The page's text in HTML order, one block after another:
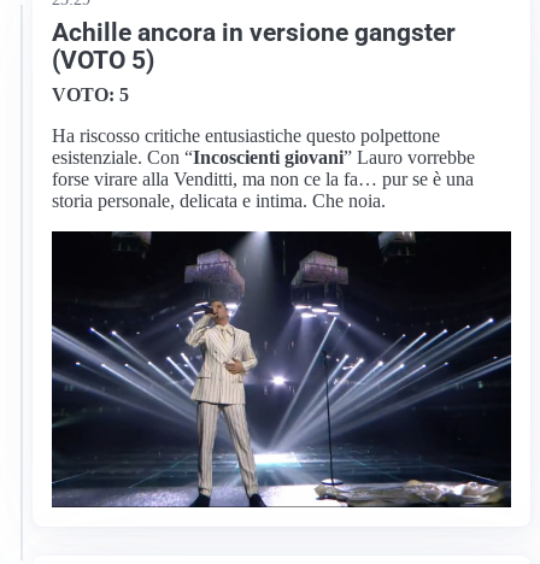
Achille ancora in versione gangster
(VOTO 5)
VOTO: 5
Ha riscosso critiche entusiastiche questo polpettone
esistenziale. Con “Incoscienti giovani” Lauro vorrebbe
forse virare alla Venditti, ma non ce la fa… pur se è una
storia personale, delicata e intima. Che noia.